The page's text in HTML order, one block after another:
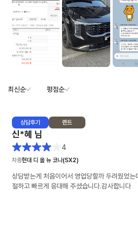
최신순 평점순
상담후기 렌트
신*혜 님
4
차종현대 디 올 뉴 코나(SX2)
상담받는게 처음이어서 영업당할까 두려웠었는
절하고 빠르게 응대해 주셨습니다.감사합니다